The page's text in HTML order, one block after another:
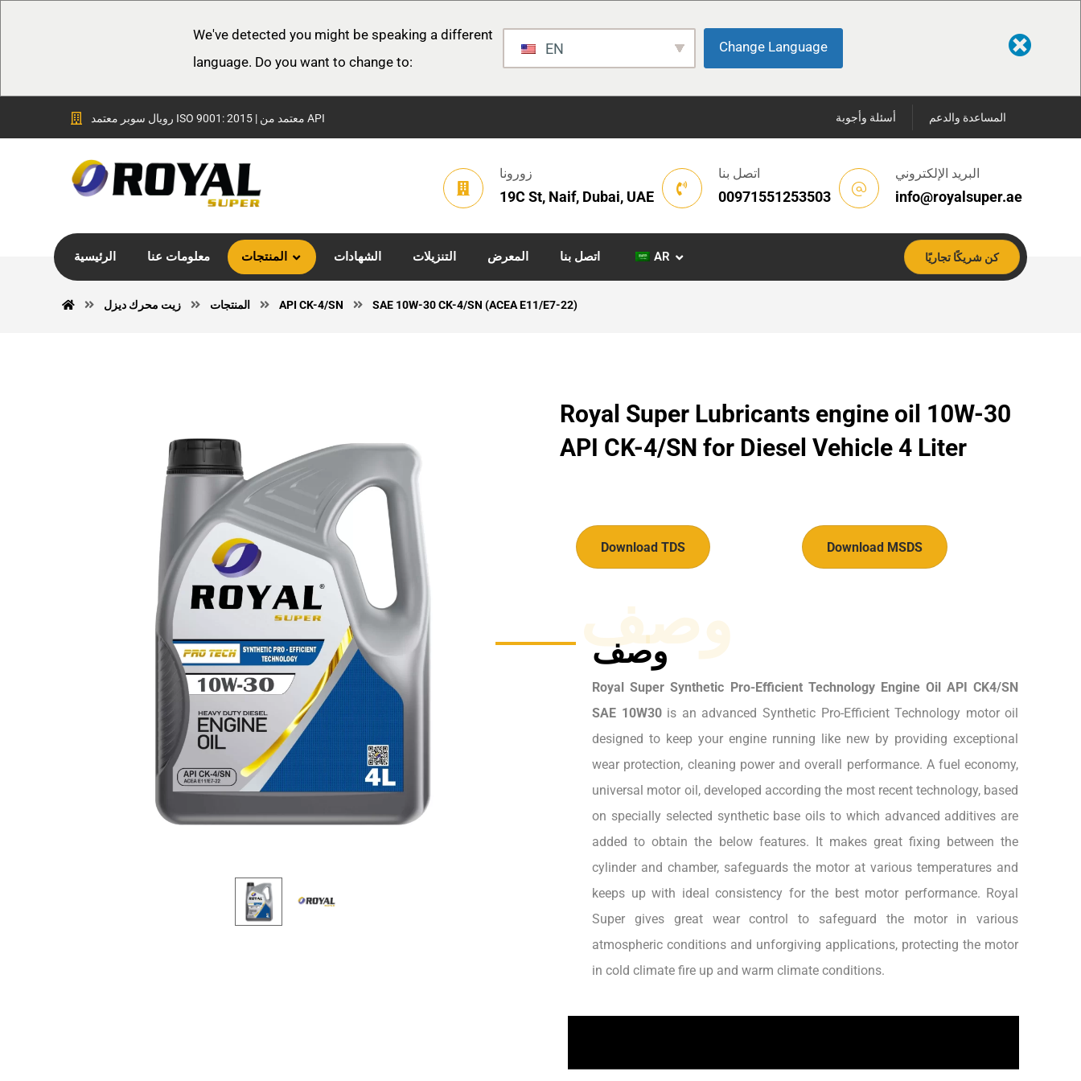
We've detected you might be speaking a different
language. Do you want to change to:
EN Change Language
رويال سوبر معتمد ISO 9001: 2015 | معتمد من API المساعدة والدعم أسئلة وأجوبة
البريد الإلكتروني
info@royalsuper.ae
اتصل بنا
00971551253503
زورونا
19C St, Naif, Dubai, UAE
الرئيسية معلومات عنا المنتجات الشهادات التنزيلات المعرض اتصل بنا AR كن شريكًا تجاريًا
المنتجات زيت محرك ديزل API CK-4/SN SAE 10W-30 CK-4/SN (ACEA E11/E7-22)
Royal Super Lubricants engine oil 10W-30
API CK-4/SN for Diesel Vehicle 4 Liter
Download TDS Download MSDS
وصف
وصف
Royal Super Synthetic Pro-Efficient Technology Engine Oil API CK4/SN
SAE 10W30is an advanced Synthetic Pro-Efficient Technology motor oil
designed to keep your engine running like new by providing exceptional
wear protection, cleaning power and overall performance. A fuel economy,
universal motor oil, developed according the most recent technology, based
on specially selected synthetic base oils to which advanced additives are
added to obtain the below features. It makes great fixing between the
cylinder and chamber, safeguards the motor at various temperatures and
keeps up with ideal consistency for the best motor performance. Royal
Super gives great wear control to safeguard the motor in various
atmospheric conditions and unforgiving applications, protecting the motor
in cold climate fire up and warm climate conditions.